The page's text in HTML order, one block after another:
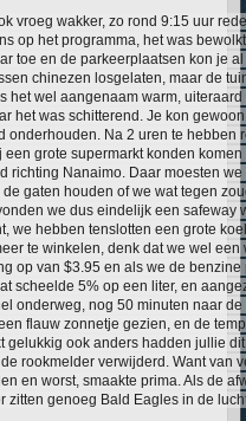
vroeg wakker, zo rond 9:15 uur
op het programma, het was
toe en de parkeerplaatsen kon je
chinezen losgelaten, maar de
het wel aangenaam warm,
het was schitterend. Je kon
onderhouden. Na 2 uren te
grote supermarkt konden
richting Nanaimo. Daar moesten
gaten houden of we wat tegen
we dus eindelijk een
we hebben tenslotten een grote
te winkelen, denk dat we wel
op van $3.95 en als we de
scheelde 5% op een liter, en
onderweg, nog 50 minuten naar
flauw zonnetje gezien, en de
gelukkig ook anders hadden jullie
rookmelder verwijderd. Want van
en worst, smaakte prima. Als de
zitten genoeg Bald Eagles in de